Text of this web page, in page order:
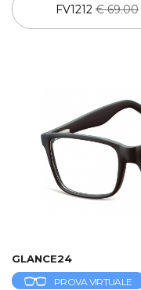
FV1212 € 69.00
GLANCE24
PROVA VIRTUALE